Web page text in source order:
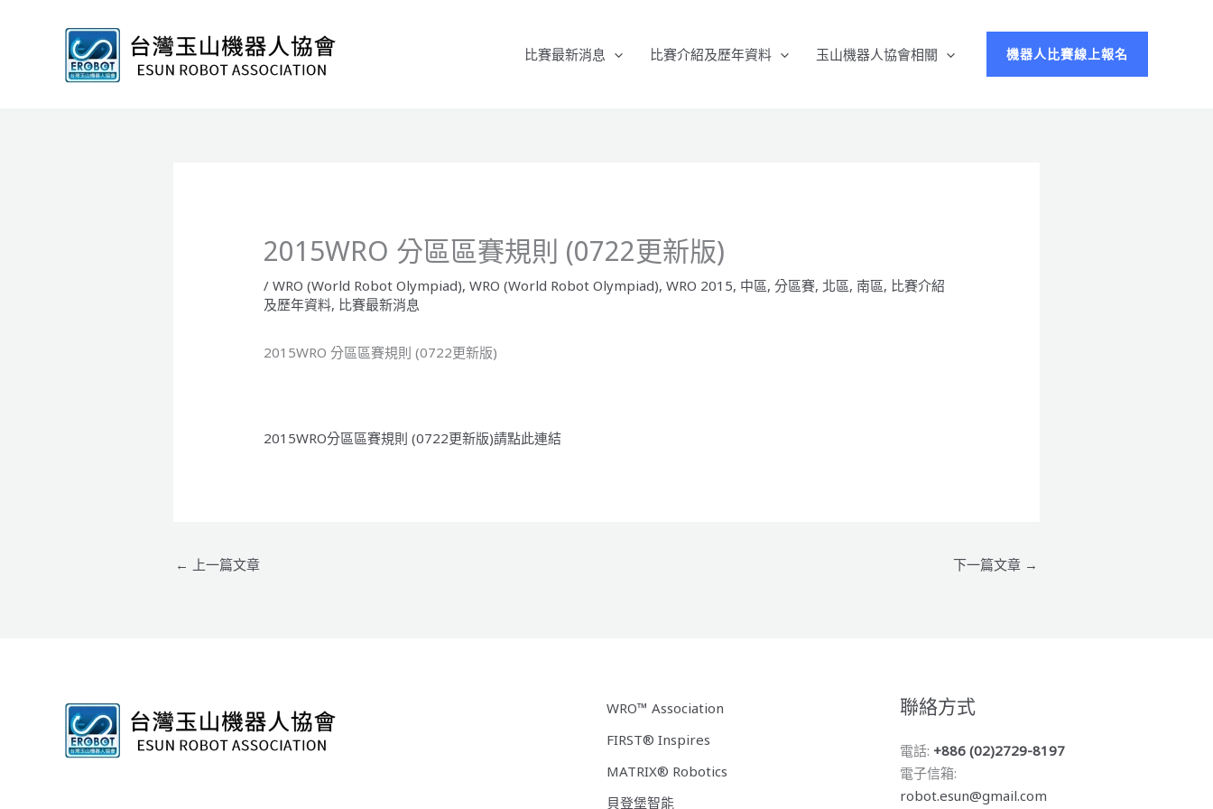
比賽最新消息 比賽介紹及歷年資料 玉山機器人協會相關 機器人比賽線上報名
2015WRO 分區區賽規則 (0722更新版)
/WRO (World Robot Olympiad),WRO (World Robot Olympiad),WRO 2015, 中區,分區賽, 北區, 南區, 比賽介紹
及歷年資料, 比賽最新消息
2015WRO 分區區賽規則 (0722更新版)
2015WRO分區區賽規則 (0722更新版)請點此連結
← 上一篇文章 下一篇文章 →
WRO™ Association
FIRST® Inspires
MATRIX® Robotics
貝登堡智能
聯絡方式
電話: +886 (02)2729-8197
電子信箱:
robot.esun@gmail.com